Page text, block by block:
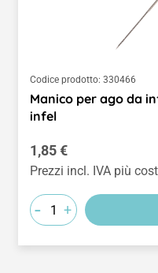
Codice prodotto: 330466
Manico per ago da
infel
Prezzo normale:
1,85 €
Prezzi incl. IVA più
- +